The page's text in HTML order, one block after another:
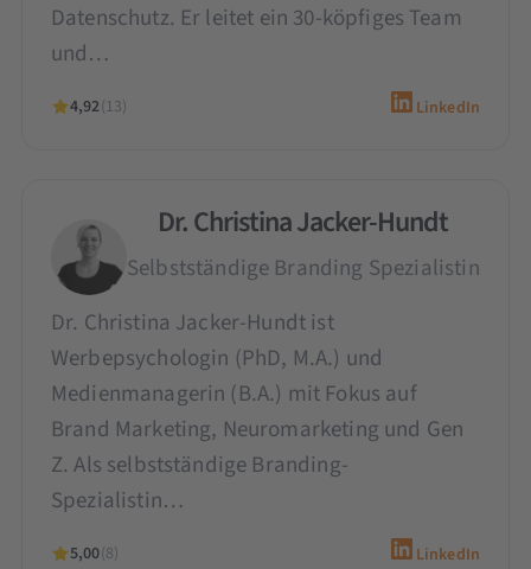
Datenschutz. Er leitet ein 30-köpfiges Team
und…
4,92(13) LinkedIn
Dr. Christina Jacker-Hundt
Selbstständige Branding Spezialistin
Dr. Christina Jacker-Hundt ist
Werbepsychologin (PhD, M.A.) und
Medienmanagerin (B.A.) mit Fokus auf
Brand Marketing, Neuromarketing und Gen
Z. Als selbstständige Branding-
Spezialistin…
5,00(8) LinkedIn